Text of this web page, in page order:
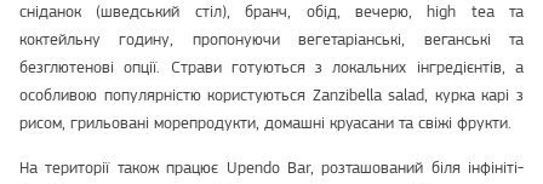
сніданок (шведський стіл), бранч, обід, вечерю, high tea та
коктейльну годину, пропонуючи вегетаріанські, веганські та
безглютенові опції. Страви готуються з локальних інгредієнтів, а
особливою популярністю користуються Zanzibella salad, курка карі з
рисом, грильовані морепродукти, домашні круасани та свіжі фрукти.
На території також працює Upendo Bar, розташований біля інфініті-